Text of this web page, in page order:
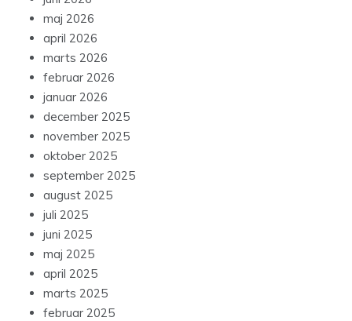
maj 2026
april 2026
marts 2026
februar 2026
januar 2026
december 2025
november 2025
oktober 2025
september 2025
august 2025
juli 2025
juni 2025
maj 2025
april 2025
marts 2025
februar 2025